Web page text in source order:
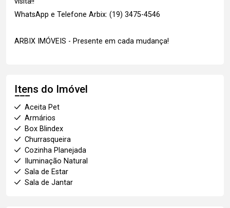
WhatsApp e Telefone Arbix: (19) 3475-4546
ARBIX IMÓVEIS - Presente em cada mudança!
Itens do Imóvel
Aceita Pet
Armários
Box Blindex
Churrasqueira
Cozinha Planejada
Iluminação Natural
Sala de Estar
Sala de Jantar